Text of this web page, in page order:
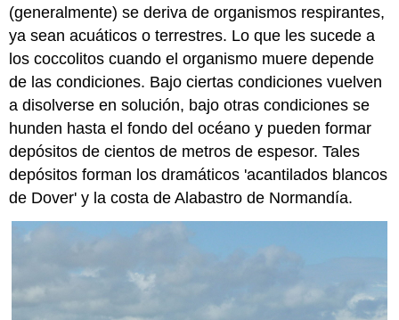
(generalmente) se deriva de organismos respirantes,
ya sean acuáticos o terrestres. Lo que les sucede a
los coccolitos cuando el organismo muere depende
de las condiciones. Bajo ciertas condiciones vuelven
a disolverse en solución, bajo otras condiciones se
hunden hasta el fondo del océano y pueden formar
depósitos de cientos de metros de espesor. Tales
depósitos forman los dramáticos 'acantilados blancos
de Dover' y la costa de Alabastro de Normandía.